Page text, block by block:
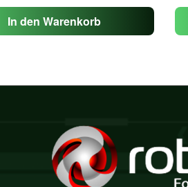
In den Warenkorb